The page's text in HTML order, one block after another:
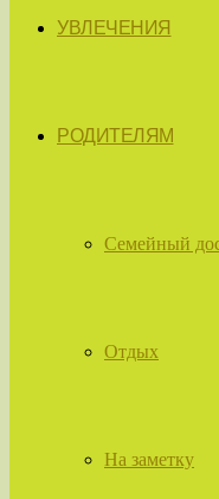
УВЛЕЧЕНИЯ
РОДИТЕЛЯМ
Семейный
Отдых
На заметку